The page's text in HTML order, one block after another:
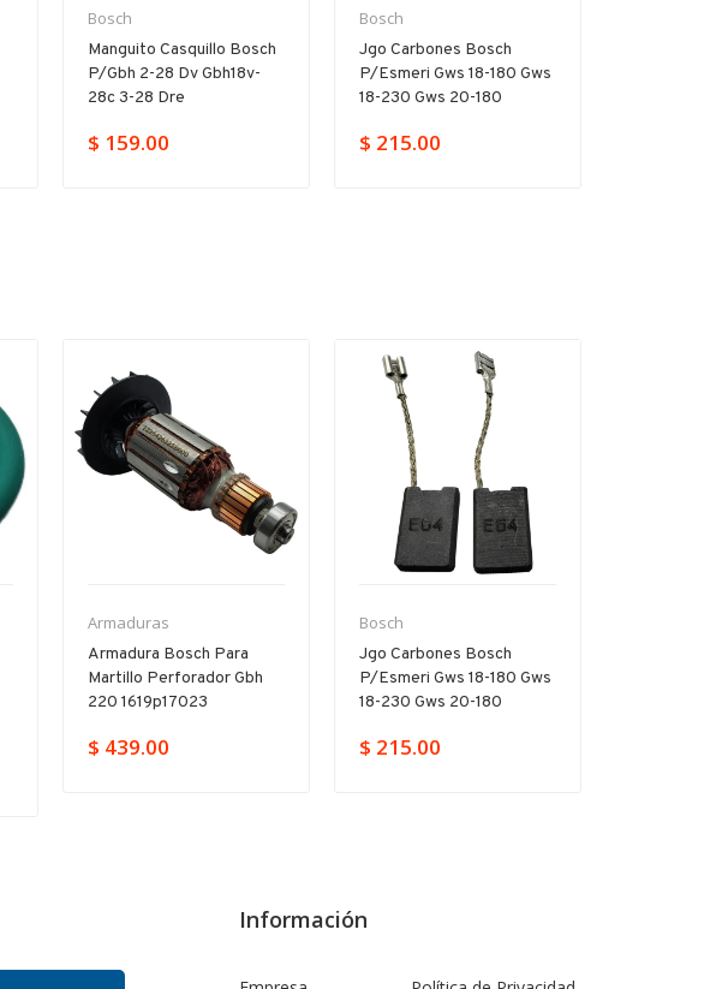
Bosch
Manguito Casquillo Bosch
P/gbh 2-28 Dv Gbh18v-
28c 3-28 Dre
$ 159.00
Bosch
Jgo Carbones Bosch
P/esmeri Gws 18-180 Gws
18-230 Gws 20-180
$ 215.00
Armaduras
Armadura Bosch Para
Martillo Perforador Gbh
220 1619p17023
$ 439.00
Bosch
Jgo Carbones Bosch
P/esmeri Gws 18-180 Gws
18-230 Gws 20-180
$ 215.00
Información